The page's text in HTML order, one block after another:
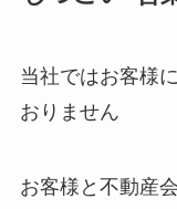
当社ではお客様
おりません
お客様と不動産